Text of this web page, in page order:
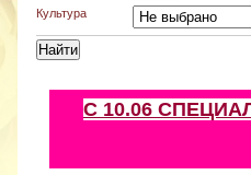
Культура
С 10.06